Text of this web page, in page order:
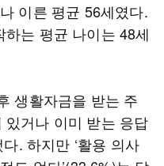
이른 평균 56세였다.
는 평균 나이는 48세
생활자금을 받는 주
거나 이미 받는 응답
. 하지만 ‘활용 의사